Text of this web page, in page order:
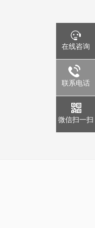
在线咨询
联系电话
微信扫一扫